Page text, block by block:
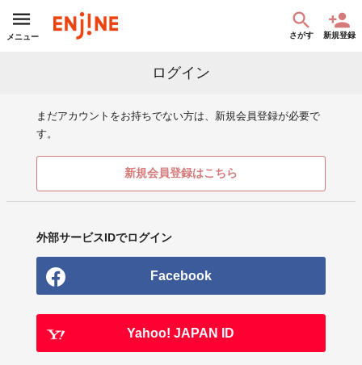
メニュー さがす 新規登録
ログイン
まだアカウントをお持ちでない方は、新規会員登録が必要で
す。
新規会員登録はこちら
外部サービスIDでログイン
Facebook
Yahoo! JAPAN ID